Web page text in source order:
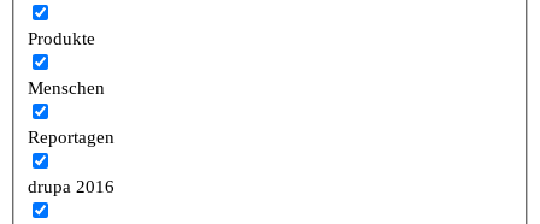
Produkte
Menschen
Reportagen
drupa 2016